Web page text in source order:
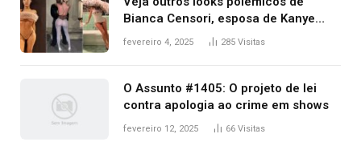
Bianca Censori, esposa de Kanye
West que apareceu nua no Grammy
fevereiro 4, 2025 285 Visitas
O Assunto #1405: O projeto de lei
contra apologia ao crime em shows
fevereiro 12, 2025 66 Visitas